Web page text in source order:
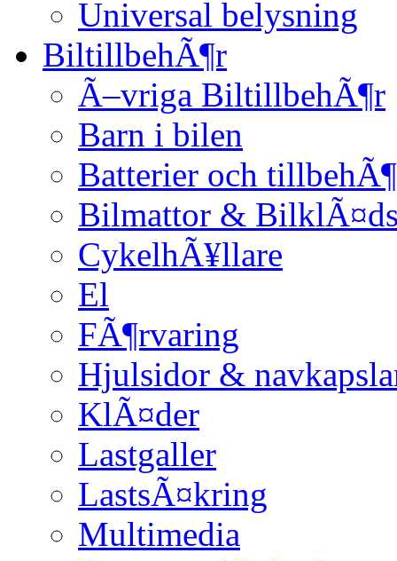
Universal belysning
BiltillbehÃ¶r
Ã–vriga BiltillbehÃ¶r
Barn i bilen
Batterier och
Bilmattor &
CykelhÃ¥llare
El
FÃ¶rvaring
Hjulsidor &
KlÃ¤der
Lastgaller
LastsÃ¤kring
Multimedia